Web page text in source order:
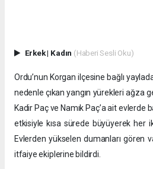
Erkek| Kadın (Haberi Sesli Oku)
Ordu’nun Korgan ilçesine bağlı
nedenle çıkan yangın yürekleri ağza
Kadir Paç ve Namık Paç’a ait evlerde
etkisiyle kısa sürede büyüyerek her
Evlerden yükselen dumanları gören
itfaiye ekiplerine bildirdi.